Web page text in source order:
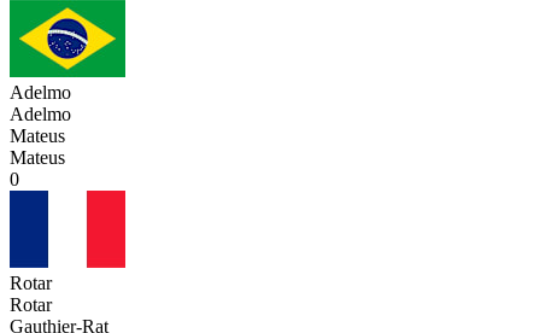
Adelmo
Adelmo
Mateus
Mateus
0
Rotar
Rotar
Gauthier-Rat